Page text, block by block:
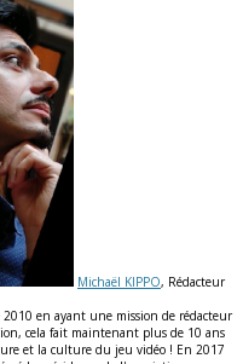
Michaël KIPPO, Rédacteur
en ayant une mission de rédacteur
cela fait maintenant plus de 10 ans
et la culture du jeu vidéo ! En 2017